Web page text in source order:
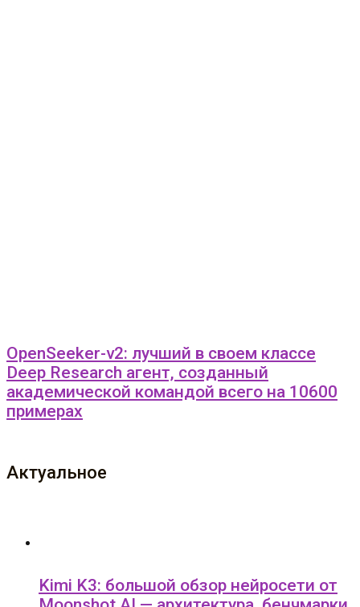
OpenSeeker-v2: лучший в своем классе
Deep Research агент, созданный
академической командой всего на 10600
примерах
Актуальное
Kimi K3: большой обзор нейросети от